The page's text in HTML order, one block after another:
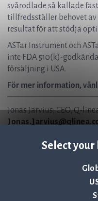
Select
svårodlade så kallade
tillfredsställer behovet av
resultat för att stödja
ASTar Instrument och
inte FDA 510(k)-
försäljning i USA.
För mer information,
Jonas Jarvius, CEO, Q-
Christer Samuelsson,